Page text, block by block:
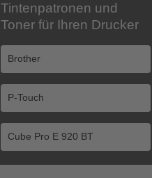
Tintenpatronen und
Toner für Ihren Drucker